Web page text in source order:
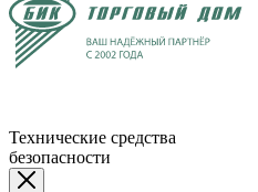
Технические средства
безопасности